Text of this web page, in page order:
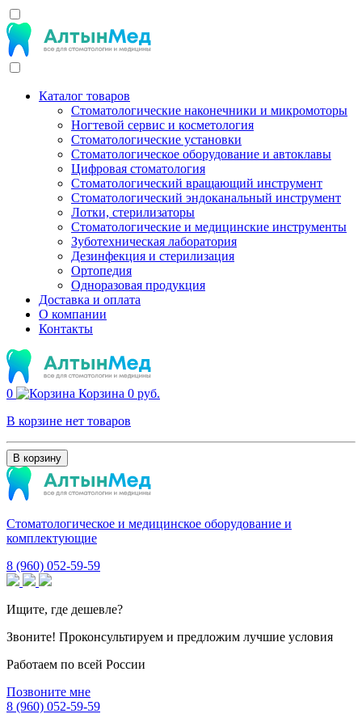
Каталог товаров
Стоматологические наконечники и микромоторы
Ногтевой сервис и косметология
Стоматологические установки
Стоматологическое оборудование и автоклавы
Цифровая стоматология
Стоматологический вращающий инструмент
Стоматологический эндоканальный инструмент
Лотки, стерилизаторы
Стоматологические и медицинские инструменты
Зуботехническая лаборатория
Дезинфекция и стерилизация
Ортопедия
Одноразовая продукция
Доставка и оплата
О компании
Контакты
0 Корзина 0 руб.
В корзине нет товаров
В корзину
Стоматологическое и медицинское оборудование и
комплектующие
8 (960) 052-59-59
Ищите, где дешевле?
Звоните! Проконсультируем и предложим лучшие условия
Работаем по всей России
Позвоните мне
8 (960) 052-59-59